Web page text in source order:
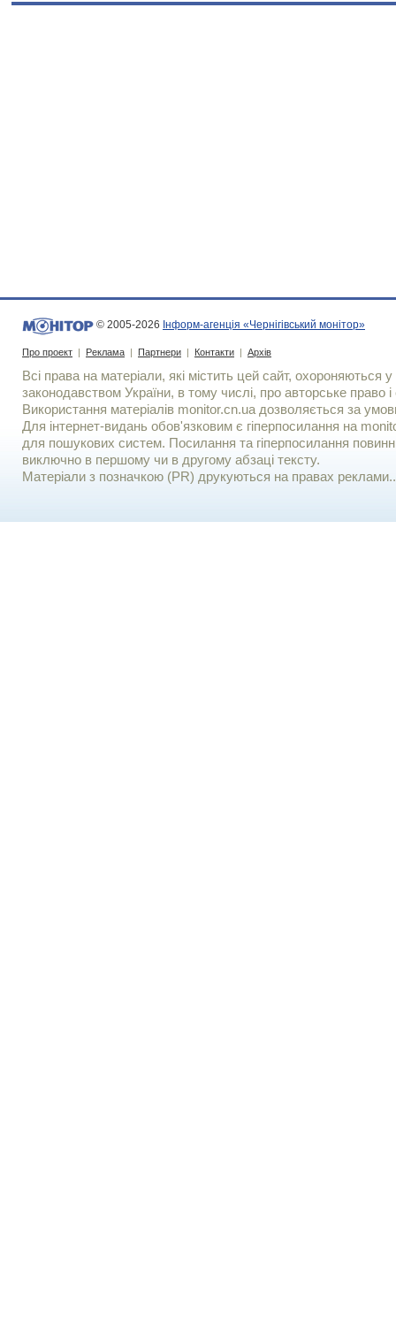
© 2005-2026 Інформ-агенція «Чернігівський монітор»
Про проект | Реклама | Партнери | Контакти | Архів
Всі права на матеріали, які містить цей сайт, охороняються у
законодавством України, в тому числі, про авторське право і
Використання матерiалiв monitor.cn.ua дозволяється за
Для iнтернет-видань обов'язковим є гiперпосилання на
для пошукових систем. Посилання та гіперпосилання
виключно в першому чи в другому абзаці тексту.
Матеріали з позначкою (PR) друкуються на правах реклами..